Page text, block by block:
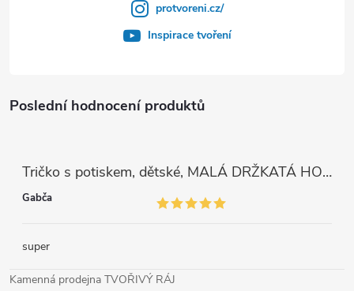
Poslední hodnocení produktů
Tričko s potiskem, dětské, MALÁ DRŽKATÁ HOLKA, 1 ks
Gabča
super
Kamenná prodejna TVOŘIVÝ RÁJ
protvoreni.cz/
Inspirace tvoření